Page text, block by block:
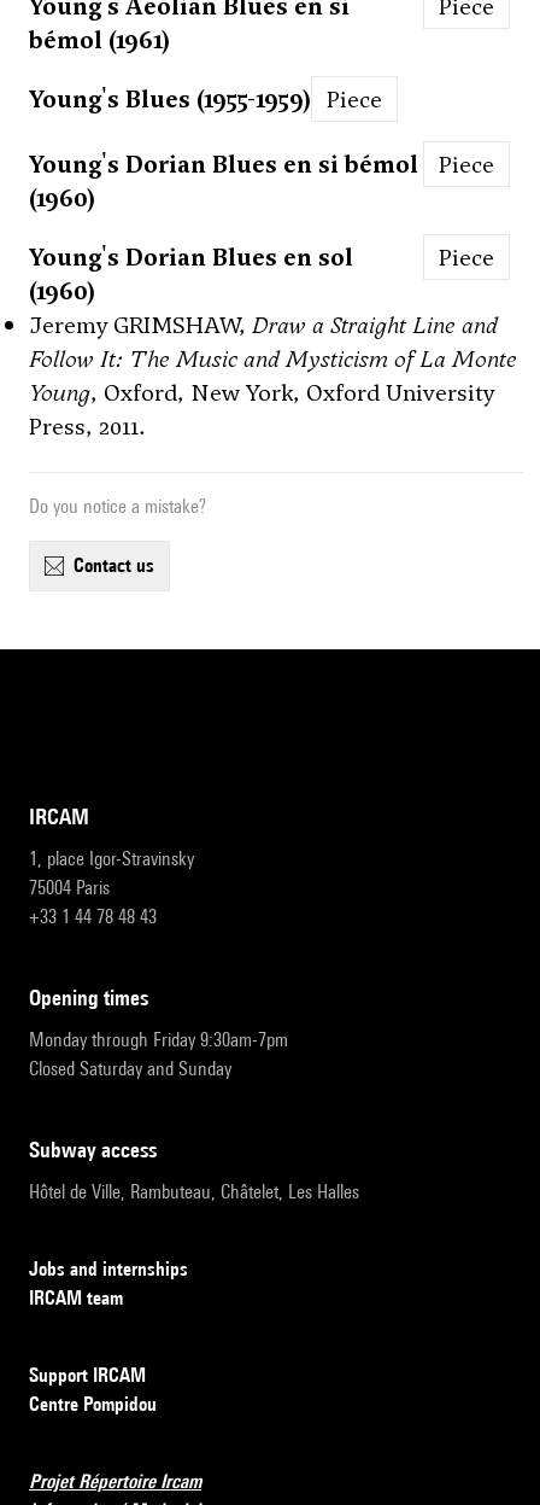
bémol (1961)
Young's Blues (1955-1959) Piece
Young's Dorian Blues en si bémol
(1960)
Piece
Young's Dorian Blues en sol
(1960)
Piece
Jeremy GRIMSHAW, Draw a Straight Line and
Follow It: The Music and Mysticism of La Monte
Young, Oxford, New York, Oxford University
Press, 2011.
Do you notice a mistake?
contact us
IRCAM
1, place Igor-Stravinsky
75004 Paris
+33 1 44 78 48 43
opening times
Monday through Friday 9:30am-7pm
Closed Saturday and Sunday
subway access
Hôtel de Ville, Rambuteau, Châtelet, Les Halles
Jobs and internships
IRCAM team
Support IRCAM
Centre Pompidou
Projet Répertoire Ircam